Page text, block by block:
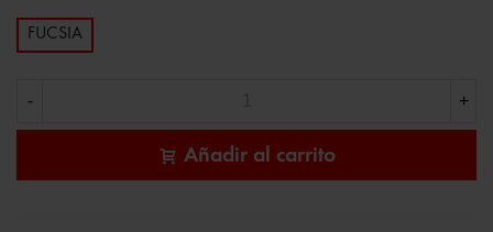
FUCSIA
- +
Añadir al carrito